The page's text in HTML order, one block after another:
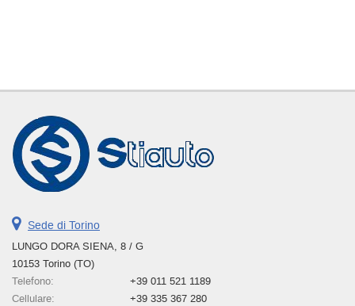
Sede di Torino
LUNGO DORA SIENA, 8 / G
10153 Torino (TO)
Telefono:
+39 011 521 1189
Cellulare:
+39 335 367 280